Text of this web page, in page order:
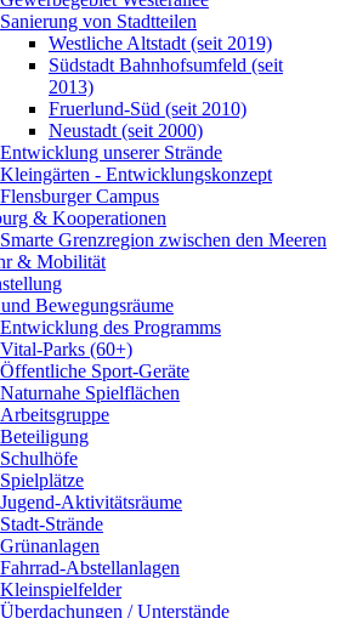
Sanierung von Stadtteilen
Westliche Altstadt (seit 2019)
Südstadt Bahnhofsumfeld (seit
2013)
Fruerlund-Süd (seit 2010)
Neustadt (seit 2000)
Entwicklung unserer Strände
Kleingärten - Entwicklungskonzept
Flensburger Campus
& Kooperationen
Smarte Grenzregion zwischen den Meeren
& Mobilität
Bewegungsräume
Entwicklung des Programms
Vital-Parks (60+)
Öffentliche Sport-Geräte
Naturnahe Spielflächen
Arbeitsgruppe
Beteiligung
Schulhöfe
Spielplätze
Jugend-Aktivitätsräume
Stadt-Strände
Grünanlagen
Fahrrad-Abstellanlagen
Kleinspielfelder
Überdachungen / Unterstände